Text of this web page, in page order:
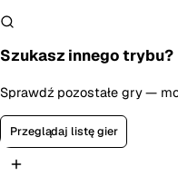
Szukasz innego trybu?
Sprawdź pozostałe gry —
Przeglądaj listę gier